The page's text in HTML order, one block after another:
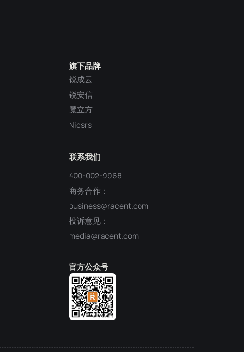
旗下品牌
锐成云
锐安信
魔立方
Nicsrs
联系我们
400-002-9968
商务合作：
business@racent.com
投诉意见：
media@racent.com
官方公众号